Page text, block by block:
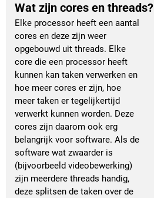
Wat zijn cores en threads?
Elke processor heeft een aantal
cores en deze zijn weer
opgebouwd uit threads. Elke
core die een processor heeft
kunnen kan taken verwerken en
hoe meer cores er zijn, hoe
meer taken er tegelijkertijd
verwerkt kunnen worden. Deze
cores zijn daarom ook erg
belangrijk voor software. Als de
software wat zwaarder is
(bijvoorbeeld videobewerking)
zijn meerdere threads handig,
deze splitsen de taken over de